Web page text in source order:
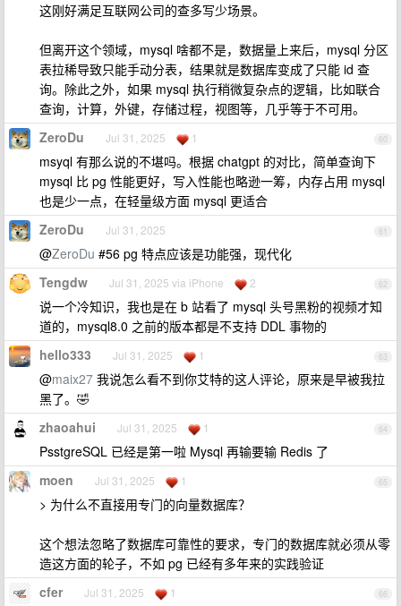
这刚好满足互联网公司的查多写少场景。
但离开这个领域，mysql 啥都不是，数据量上来后，mysql 分区
表拉稀导致只能手动分表，结果就是数据库变成了只能 id 查
询。除此之外，如果 mysql 执行稍微复杂点的逻辑，比如联合
查询，计算，外键，存储过程，视图等，几乎等于不可用。
60
ZeroDu Jul 31, 2025 1
msyql 有那么说的不堪吗。根据 chatgpt 的对比，简单查询下
mysql 比 pg 性能更好，写入性能也略逊一筹，内存占用 mysql
也是少一点，在轻量级方面 mysql 更适合
61
ZeroDu Jul 31, 2025
@ZeroDu #56 pg 特点应该是功能强，现代化
62
Tengdw Jul 31, 2025 via iPhone 2
说一个冷知识，我也是在 b 站看了 mysql 头号黑粉的视频才知
道的，mysql8.0 之前的版本都是不支持 DDL 事物的
63
hello333 Jul 31, 2025 1
@maix27 我说怎么看不到你艾特的这人评论，原来是早被我拉
黑了。🤣
64
zhaoahui Jul 31, 2025 1
PsstgreSQL 已经是第一啦 Mysql 再输要输 Redis 了
65
moen Jul 31, 2025 1
> 为什么不直接用专门的向量数据库？
这个想法忽略了数据库可靠性的要求，专门的数据库就必须从零
造这方面的轮子，不如 pg 已经有多年来的实践验证
66
cfer Jul 31, 2025 1